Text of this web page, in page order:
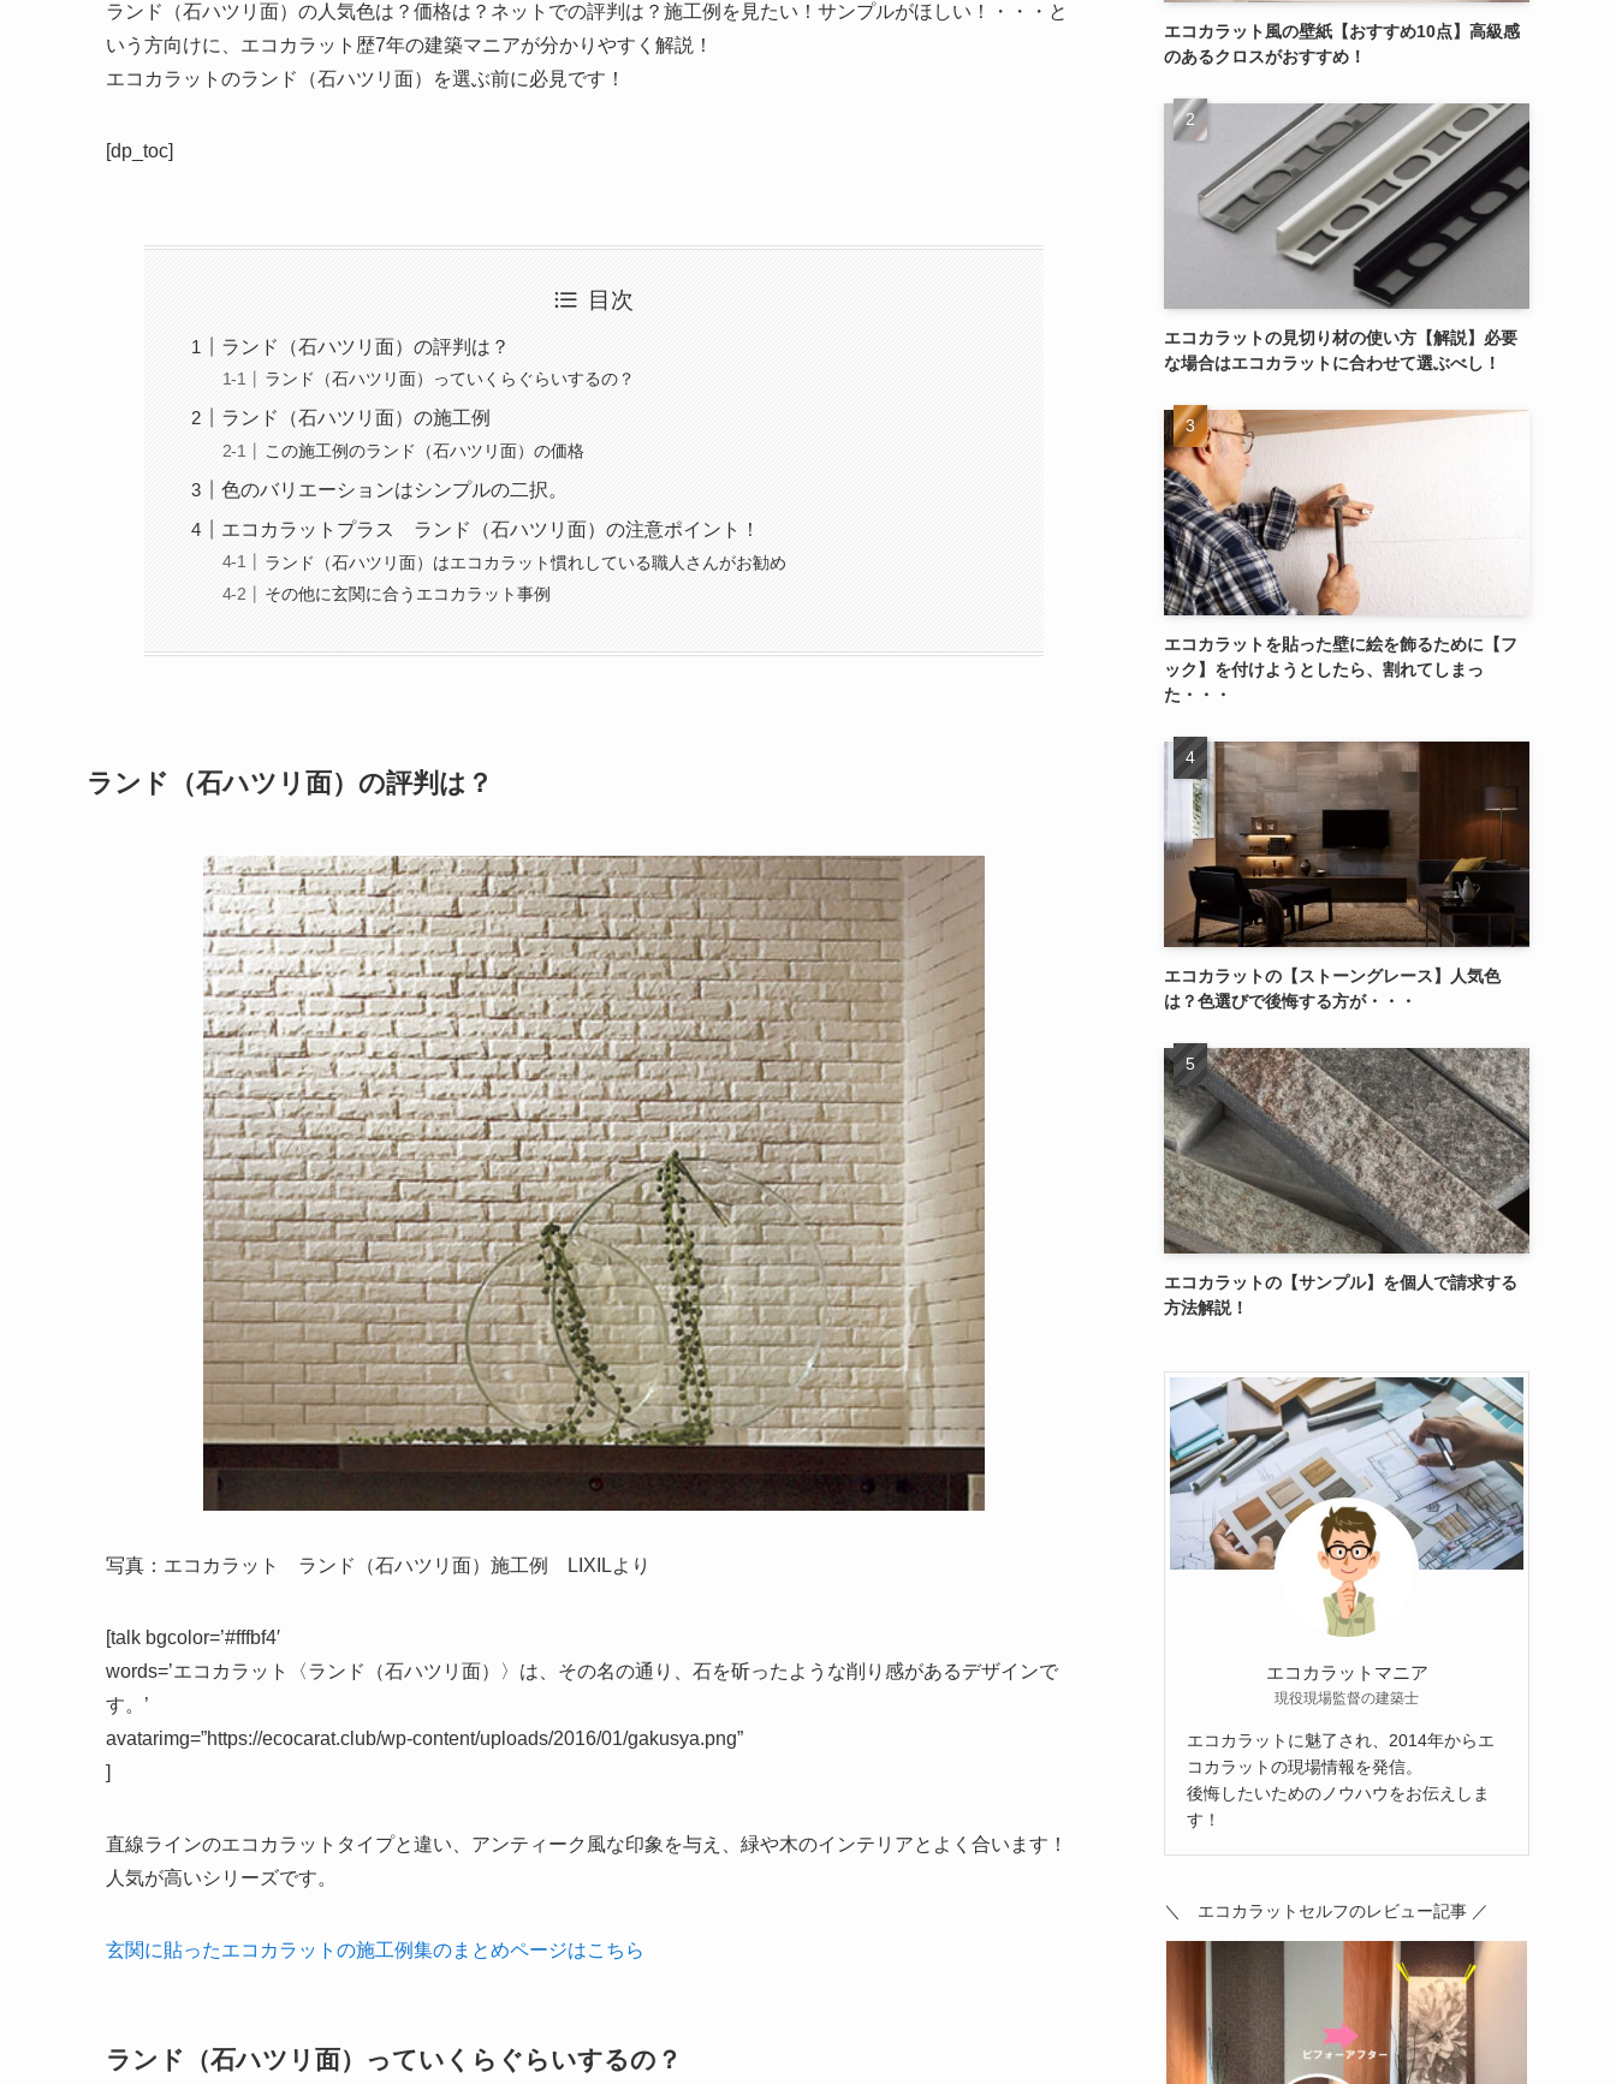
ランド（石ハツリ面）の 人気色は？価格は？ネットでの評判 は？ 施工例 を見たい！サンプルがほしい！・・・と
いう方向けに、エコカラット歴7年の建築マニアが分かりやすく解説！
エコカラットのランド（石ハツリ面）を選ぶ前に必見です！
[dp_toc]
目次
ランド（石ハツリ面）の評判は？
ランド（石ハツリ面）っていくらぐらいするの？
ランド（石ハツリ面）の施工例
この施工例のランド（石ハツリ面）の価格
色のバリエーションはシンプルの二択。
エコカラットプラス ランド（石ハツリ面）の注意ポイント！
ランド（石ハツリ面）はエコカラット慣れしている職人さんがお勧め
その他に玄関に合うエコカラット事例
ランド（石ハツリ面）の評判は？
写真：エコカラット ランド（石ハツリ面）施工例 LIXILより
[talk bgcolor=’#fffbf4′
words=’エコカラット〈ランド（石ハツリ面）〉は、その名の通り、石を斫ったような削り感があるデザインで
す。’
avatarimg=”https://ecocarat.club/wp-content/uploads/2016/01/gakusya.png”
]
直線ラインのエコカラットタイプと違い、アンティーク風な印象を与え、緑や木のインテリアとよく合います！
人気が高いシリーズです。
玄関に貼ったエコカラットの施工例集のまとめページはこちら
ランド（石ハツリ面）っていくらぐらいするの？
エコカラット風の壁紙【おすすめ10点】高級感
のあるクロスがおすすめ！
エコカラットの見切り材の使い方【解説】必要
な場合はエコカラットに合わせて選ぶべし！
エコカラットを貼った壁に絵を飾るために【フ
ック】を付けようとしたら、割れてしまっ
た・・・
エコカラットの【ストーングレース】人気色
は？色選びで後悔する方が・・・
エコカラットの【サンプル】を個人で請求する
方法解説！
エコカラットマニア
現役現場監督の建築士
エコカラットに魅了され、2014年からエ
コカラットの現場情報を発信。
後悔したいためのノウハウをお伝えしま
す！
＼ エコカラットセルフのレビュー記事 ／